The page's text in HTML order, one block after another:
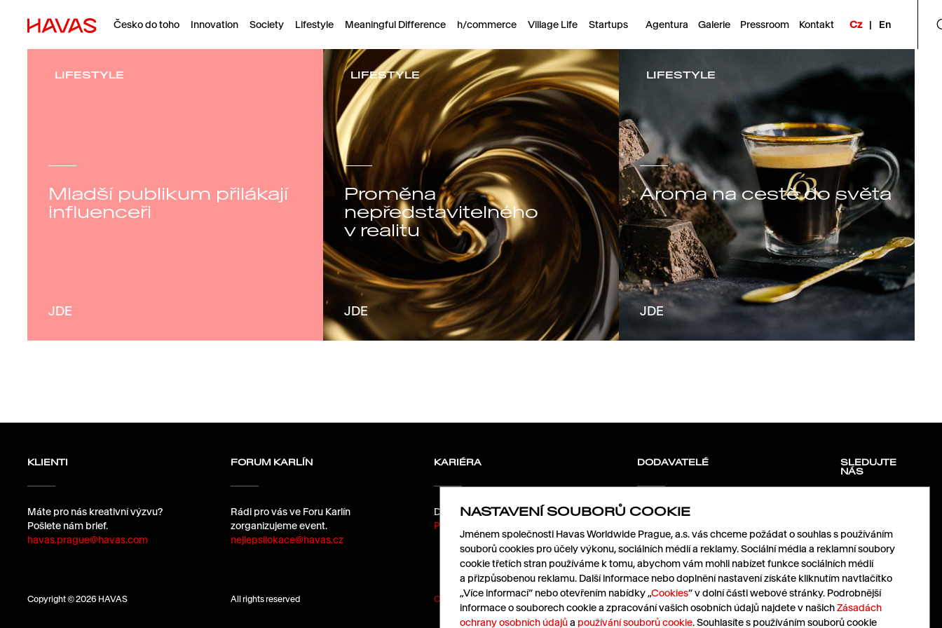
Česko do toho Innovation Society Lifestyle Meaningful Difference h/commerce Village Life Startups Agentura Galerie Pressroom Kontakt Cz | En
LIFESTYLE
Mladší publikum přilákají
influenceři
JDE
LIFESTYLE
Proměna
nepředstavitelného
v realitu
JDE
LIFESTYLE
Aroma na cestě do světa
JDE
KLIENTI
Máte pro nás kreativní výzvu?
Pošlete nám brief.
havas.prague@havas.com
FORUM KARLÍN
Rádi pro vás ve Foru Karlín
zorganizujeme event.
nejlepsilokace@havas.cz
KARIÉRA
Dáme kafe?
Pošlete nám životopis.
DODAVATELÉ
Pojďme spolu růst.
nabidky@havas.cz
SLEDUJTE
NÁS
Facebook
Instagram
X
Copyright © 2026 HAVAS All rights reserved Cookies | Ochrana údajů Pressroom Cz | En
NASTAVENÍ SOUBORŮ COOKIE
Jménem společnosti Havas Worldwide Prague, a.s. vás chceme požádat o souhlas s používáním
souborů cookies pro účely výkonu, sociálních médií a reklamy. Sociální média a reklamní soubory
cookie třetích stran používáme k tomu, abychom vám mohli nabízet funkce sociálních médií
a přizpůsobenou reklamu. Další informace nebo doplnění nastavení získáte kliknutím navtlačítko
„Více informací“ nebo otevřením nabídky „Cookies“ v dolní části webové stránky. Podrobnější
informace o souborech cookie a zpracování vašich osobních údajů najdete v našichZásadách
ochrany osobních údajůa používání souborů cookie. Souhlasíte s používáním souborů cookie